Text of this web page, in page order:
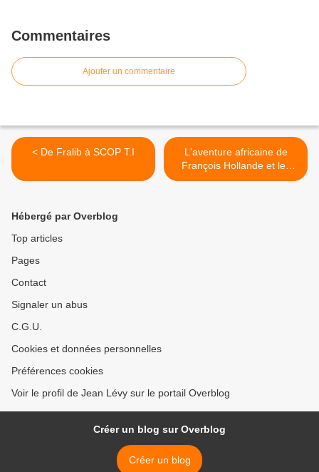
Commentaires
Ajouter un commentaire
< De Fralib à SCOP T.I
L'aventure africaine de
François Hollande et les
immenses richesses du
Hébergé par Overblog
Top articles
Pages
Contact
Signaler un abus
C.G.U.
Cookies et données personnelles
Préférences cookies
Voir le profil de Jean Lévy sur le portail Overblog
Créer un blog sur Overblog
Créer un blog